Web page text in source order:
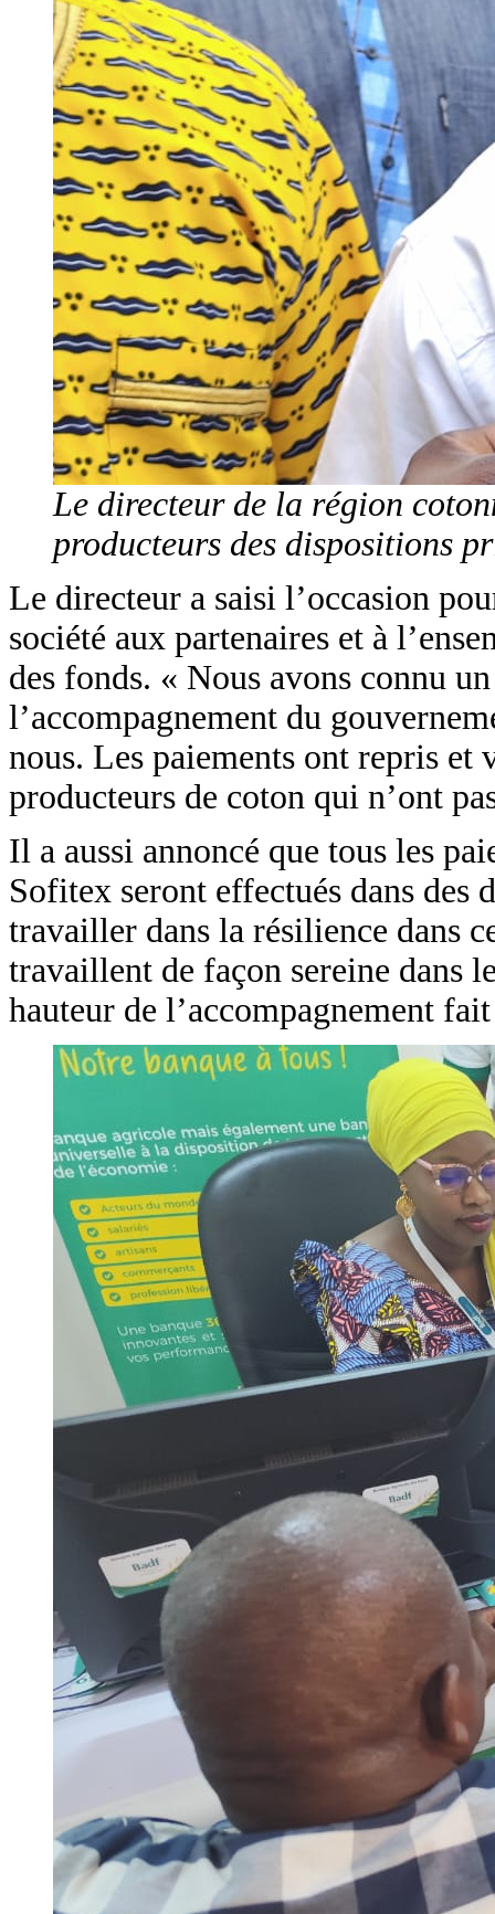
Le directeur de la région
producteurs des dispositions
Le directeur a saisi l’occasion
société aux partenaires et à
des fonds. « Nous avons connu
l’accompagnement du
nous. Les paiements ont repris et
producteurs de coton qui n’ont
Il a aussi annoncé que tous les
Sofitex seront effectués dans des
travailler dans la résilience dans
travaillent de façon sereine dans
hauteur de l’accompagnement